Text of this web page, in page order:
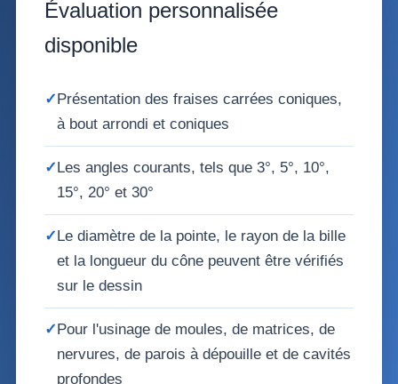
Évaluation personnalisée
disponible
✓Présentation des fraises carrées coniques,
à bout arrondi et coniques
✓Les angles courants, tels que 3°, 5°, 10°,
15°, 20° et 30°
✓Le diamètre de la pointe, le rayon de la bille
et la longueur du cône peuvent être vérifiés
sur le dessin
✓Pour l'usinage de moules, de matrices, de
nervures, de parois à dépouille et de cavités
profondes